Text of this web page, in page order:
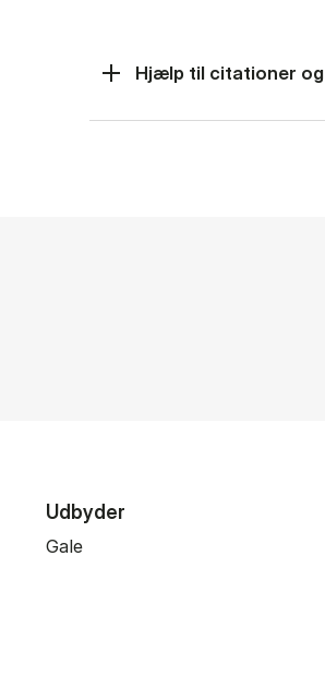
Hjælp til ci­ta­tio­ner
Udbyder
Gale